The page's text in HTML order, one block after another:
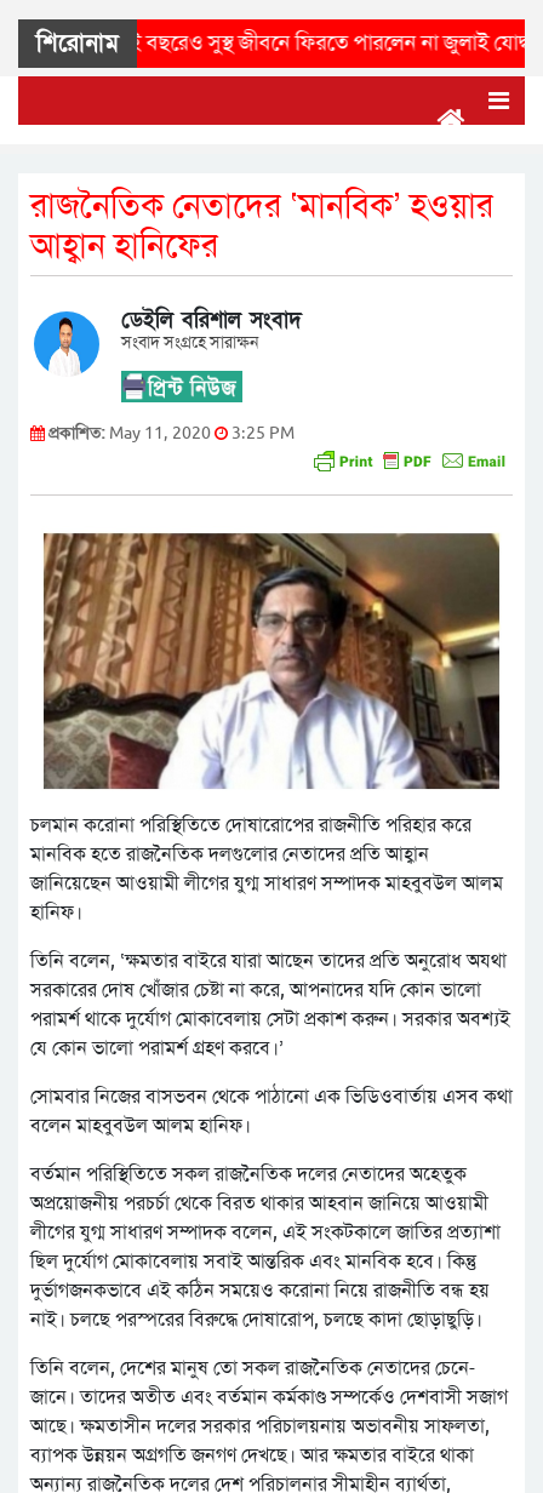
শিরোনাম
দুই বছরেও সুস্থ জীবনে ফিরতে পারলেন না জুলাই যোদ্ধা মোঃ
রাজনৈতিক নেতাদের ‘মানবিক’ হওয়ার
আহ্বান হানিফের
ডেইলি বরিশাল সংবাদ
সংবাদ সংগ্রহে সারাক্ষন
প্রকাশিত: May 11, 2020 3:25 PM
চলমান করোনা পরিস্থিতিতে দোষারোপের রাজনীতি পরিহার করে
মানবিক হতে রাজনৈতিক দলগুলোর নেতাদের প্রতি আহ্বান
জানিয়েছেন আওয়ামী লীগের যুগ্ম সাধারণ সম্পাদক মাহবুবউল আলম
হানিফ।
তিনি বলেন, ‘ক্ষমতার বাইরে যারা আছেন তাদের প্রতি অনুরোধ অযথা
সরকারের দোষ খোঁজার চেষ্টা না করে, আপনাদের যদি কোন ভালো
পরামর্শ থাকে দুর্যোগ মোকাবেলায় সেটা প্রকাশ করুন। সরকার অবশ্যই
যে কোন ভালো পরামর্শ গ্রহণ করবে।’
সোমবার নিজের বাসভবন থেকে পাঠানো এক ভিডিওবার্তায় এসব কথা
বলেন মাহবুবউল আলম হানিফ।
বর্তমান পরিস্থিতিতে সকল রাজনৈতিক দলের নেতাদের অহেতুক
অপ্রয়োজনীয় পরচর্চা থেকে বিরত থাকার আহবান জানিয়ে আওয়ামী
লীগের যুগ্ম সাধারণ সম্পাদক বলেন, এই সংকটকালে জাতির প্রত্যাশা
ছিল দুর্যোগ মোকাবেলায় সবাই আন্তরিক এবং মানবিক হবে। কিন্তু
দুর্ভাগজনকভাবে এই কঠিন সময়েও করোনা নিয়ে রাজনীতি বন্ধ হয়
নাই। চলছে পরস্পরের বিরুদ্ধে দোষারোপ, চলছে কাদা ছোড়াছুড়ি।
তিনি বলেন, দেশের মানুষ তো সকল রাজনৈতিক নেতাদের চেনে-
জানে। তাদের অতীত এবং বর্তমান কর্মকাণ্ড সম্পর্কেও দেশবাসী সজাগ
আছে। ক্ষমতাসীন দলের সরকার পরিচালয়নায় অভাবনীয় সাফলতা,
ব্যাপক উন্নয়ন অগ্রগতি জনগণ দেখছে। আর ক্ষমতার বাইরে থাকা
অন্যান্য রাজনৈতিক দলের দেশ পরিচালনার সীমাহীন ব্যার্থতা,